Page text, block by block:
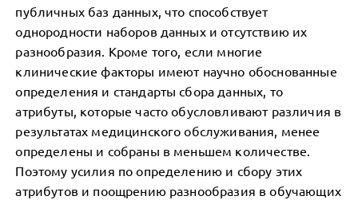
публичных баз данных, что способствует
однородности наборов данных и отсутствию их
разнообразия. Кроме того, если многие
клинические факторы имеют научно обоснованные
определения и стандарты сбора данных, то
атрибуты, которые часто обусловливают различия в
результатах медицинского обслуживания, менее
определены и собраны в меньшем количестве.
Поэтому усилия по определению и сбору этих
атрибутов и поощрению разнообразия в обучающих